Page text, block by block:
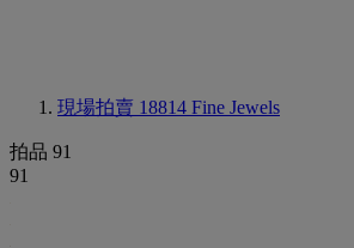
現場拍賣 18814 Fine Jewels
拍品 91
91